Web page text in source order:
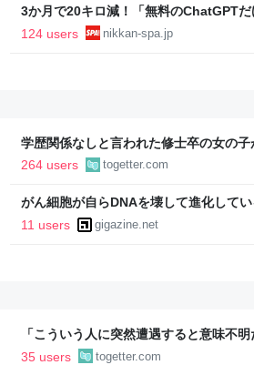
3か月で20キロ減！「無料のChatGPT
直撃。「相手が人間だったらムリ」な減
124 users nikkan-spa.jp
学歴関係なしと言われた修士卒の女の
大学院まで学費払って自分の価値を上
264 users togetter.com
がん細胞が自らDNAを壊して進化して
11 users
gigazine.net
「こういう人に突然遭遇すると意味不
った九官鳥なんです」人生の中で浴びて
35 users togetter.com